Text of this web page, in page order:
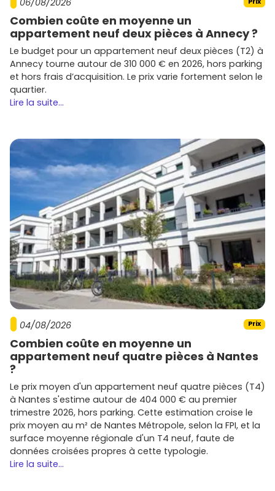
-5 % et +5 %
prestations.
Facteurs clés : l'attractivité de laligne 14, les projets
deParis Rive Gauche, la rareté des terrains et la
qualité des immeublesRE2020 soutiennent les
valeurs sur le moyen terme.
Tendances actuelles
Performance énergétique RE2020valorisée
(bâtiments sobres, confort d'été).
Mobilités doucesetlocaux vélosdevenus quasi
indispensables.
Flexibilité des plans(coin bureau, pièces
modulables) pour le télétravail.
Une demande locative solide dans le
13e : étudiants, jeunes actifs et salariés
de la rive gauche
Le 13e conjugueuniversités,bureauxettransports
rapides . Résultat : despetites surfacesproches des
stations de métro (7,14,T3a) et des pôles commeBNF
ouAusterlitztrouvent preneur rapidement. Si tu investis,
studio ou un
rangements, pour maximiser l'occupation. Côté location
meublée, le statut LMNPreste une option intéressante (à
étudier selon ta fiscalité).
Promoteurs actifs en immobilier neuf
Paris 13ème
Plusieurs promoteurs de renom développent des
programmes dans le 13e arrondissement.
06/08/2026
Combien coûte en moyenne un
appartement neuf deux pièces à Annecy ?
Le budget pour un appartement neuf deux pièces (T2) à
Annecy tourne autour de 310 000 € en 2026, hors parking
et hors frais d’acquisition. Le prix varie fortement selon le
quartier.
Lire la suite...
04/08/2026 Prix
Combien coûte en moyenne un
appartement neuf quatre pièces à Nantes
?
Le prix moyen d'un appartement neuf quatre pièces (T4)
à Nantes s'estime autour de 404 000 € au premier
trimestre 2026, hors parking. Cette estimation croise le
prix moyen au m² de Nantes Métropole, selon la FPI, et la
surface moyenne régionale d'un T4 neuf, faute de
données croisées propres à cette typologie.
Lire la suite...